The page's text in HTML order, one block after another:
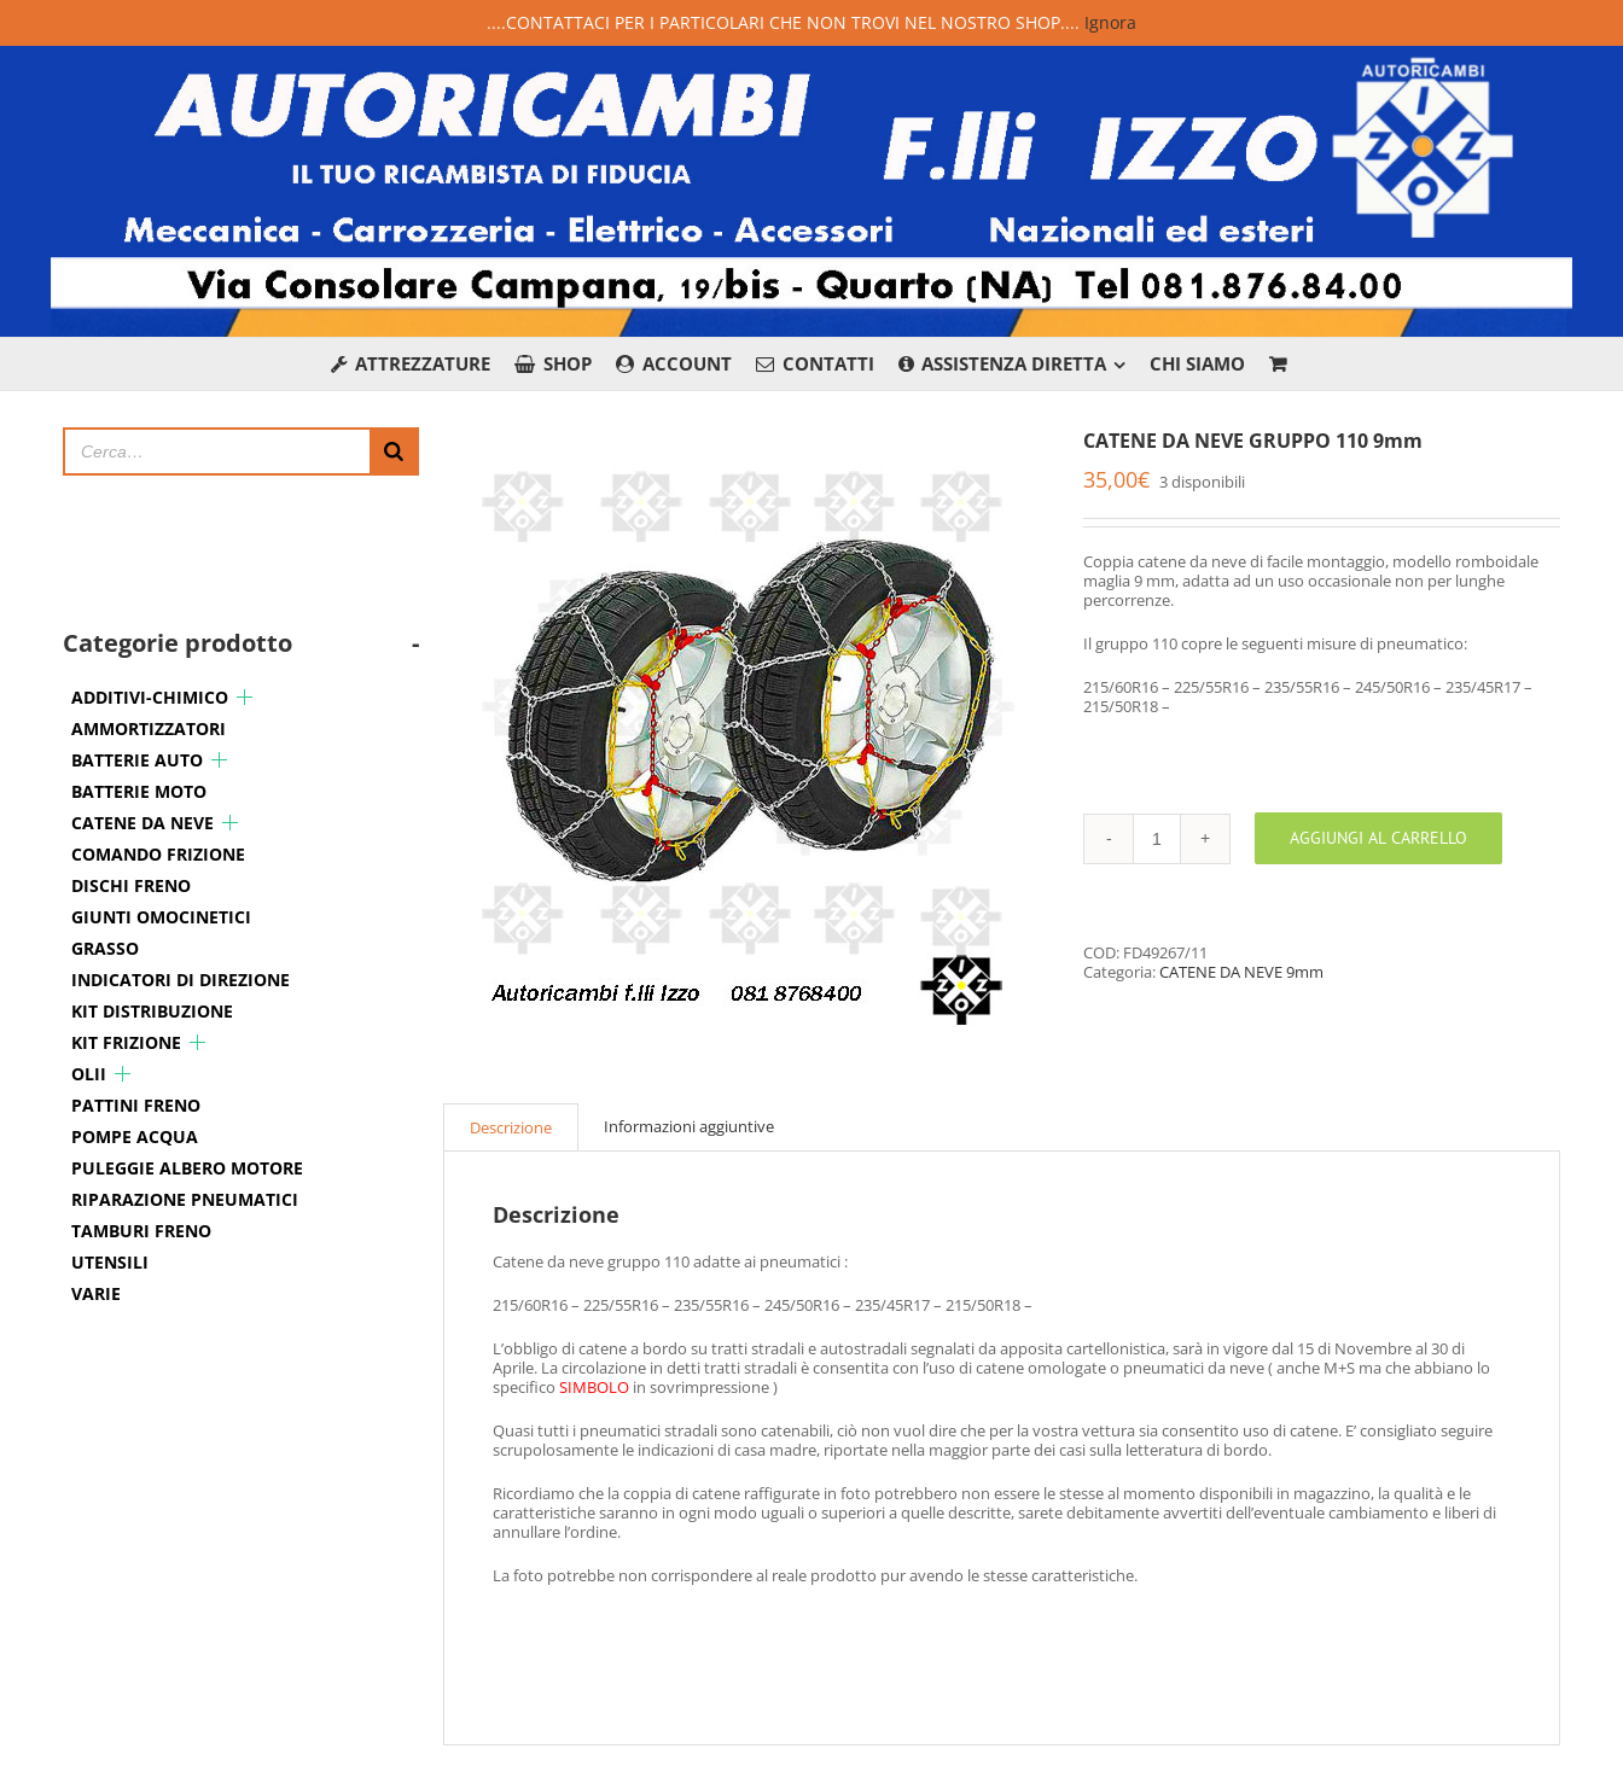
ATTREZZATURE SHOP ACCOUNT CONTATTI ASSISTENZA DIRETTA CHI SIAMO
CATENE DA NEVE GRUPPO 110 9mm
35,00€ 3 disponibili
Coppia catene da neve di facile montaggio, modello romboidale
maglia 9 mm, adatta ad un uso occasionale non per lunghe
percorrenze.
Il gruppo 110 copre le seguenti misure di pneumatico:
215/60R16 – 225/55R16 – 235/55R16 – 245/50R16 – 235/45R17 –
215/50R18 –
CATENE
DA
9mm
quantità
AGGIUNGI AL CARRELLO
COD: FD49267/11
Categoria:CATENE DA NEVE 9mm
Descrizione Informazioni aggiuntive
Descrizione
Catene da neve gruppo 110 adatte ai pneumatici :
215/60R16 – 225/55R16 – 235/55R16 – 245/50R16 – 235/45R17 – 215/50R18 –
L’obbligo di catene a bordo su tratti stradali e autostradali segnalati da apposita cartellonistica, sarà in vigore dal 15 di Novembre al 30 di
Aprile. La circolazione in detti tratti stradali è consentita con l’uso di catene omologate o pneumatici da neve ( anche M+S ma che abbiano lo
specifico SIMBOLO in sovrimpressione )
Quasi tutti i pneumatici stradali sono catenabili, ciò non vuol dire che per la vostra vettura sia consentito uso di catene. E’ consigliato seguire
scrupolosamente le indicazioni di casa madre, riportate nella maggior parte dei casi sulla letteratura di bordo.
Ricordiamo che la coppia di catene raffigurate in foto potrebbero non essere le stesse al momento disponibili in magazzino, la qualità e le
caratteristiche saranno in ogni modo uguali o superiori a quelle descritte, sarete debitamente avvertiti dell’eventuale cambiamento e liberi di
annullare l’ordine.
La foto potrebbe non corrispondere al reale prodotto pur avendo le stesse caratteristiche.
Categorie prodotto -
ADDITIVI-CHIMICO
AMMORTIZZATORI
BATTERIE AUTO
BATTERIE MOTO
CATENE DA NEVE
COMANDO FRIZIONE
DISCHI FRENO
GIUNTI OMOCINETICI
GRASSO
INDICATORI DI DIREZIONE
KIT DISTRIBUZIONE
KIT FRIZIONE
OLII
PATTINI FRENO
POMPE ACQUA
PULEGGIE ALBERO MOTORE
RIPARAZIONE PNEUMATICI
TAMBURI FRENO
UTENSILI
VARIE
081 876 8400 Whatsapp Messenger
....CONTATTACI PER I PARTICOLARI CHE NON TROVI NEL NOSTRO SHOP.... Ignora